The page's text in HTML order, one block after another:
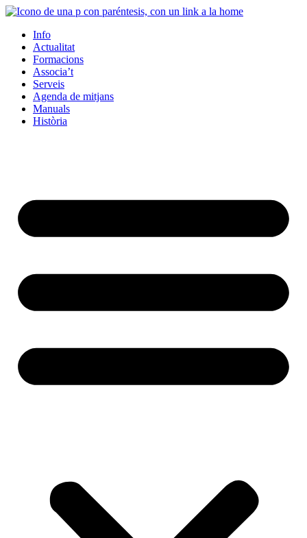
Info
Actualitat
Formacions
Associa’t
Serveis
Agenda de mitjans
Manuals
Història